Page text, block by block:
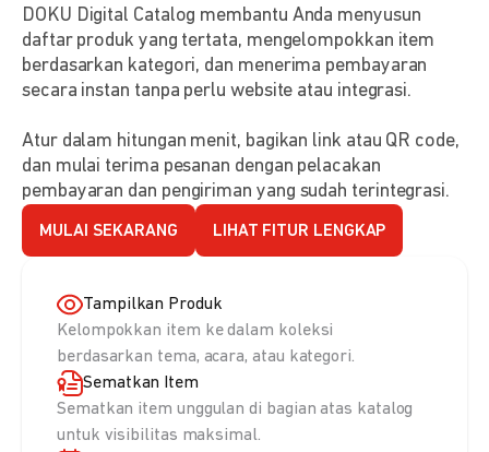
DOKU Digital Catalog membantu Anda menyusun
daftar produk yang tertata, mengelompokkan item
berdasarkan kategori, dan menerima pembayaran
secara instan tanpa perlu website atau integrasi.
Atur dalam hitungan menit, bagikan link atau QR code,
dan mulai terima pesanan dengan pelacakan
pembayaran dan pengiriman yang sudah terintegrasi.
MULAI SEKARANG LIHAT FITUR LENGKAP
Tampilkan Produk
Kelompokkan item ke dalam koleksi
berdasarkan tema, acara, atau kategori.
Sematkan Item
Sematkan item unggulan di bagian atas katalog
untuk visibilitas maksimal.